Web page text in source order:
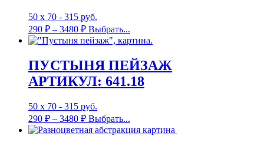
50 х 70 - 315 руб.
290 ₽ – 3480 ₽ Выбрать...
ПУСТЫНЯ ПЕЙЗАЖ
АРТИКУЛ: 641.18
50 х 70 - 315 руб.
290 ₽ – 3480 ₽ Выбрать...